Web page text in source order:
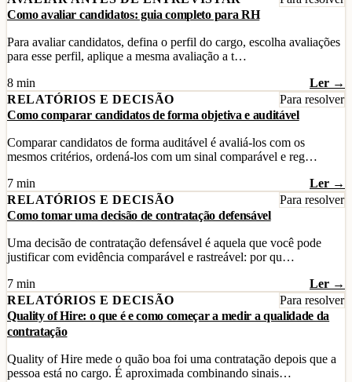
Como avaliar candidatos: guia completo para RH
Para avaliar candidatos, defina o perfil do cargo, escolha avaliações
para esse perfil, aplique a mesma avaliação a t…
8 min
Ler →
RELATÓRIOS E DECISÃO
Para resolver
Como comparar candidatos de forma objetiva e auditável
Comparar candidatos de forma auditável é avaliá-los com os
mesmos critérios, ordená-los com um sinal comparável e reg…
7 min
Ler →
RELATÓRIOS E DECISÃO
Para resolver
Como tomar uma decisão de contratação defensável
Uma decisão de contratação defensável é aquela que você pode
justificar com evidência comparável e rastreável: por qu…
7 min
Ler →
RELATÓRIOS E DECISÃO
Para resolver
Quality of Hire: o que é e como começar a medir a qualidade da
contratação
Quality of Hire mede o quão boa foi uma contratação depois que a
pessoa está no cargo. É aproximada combinando sinais…